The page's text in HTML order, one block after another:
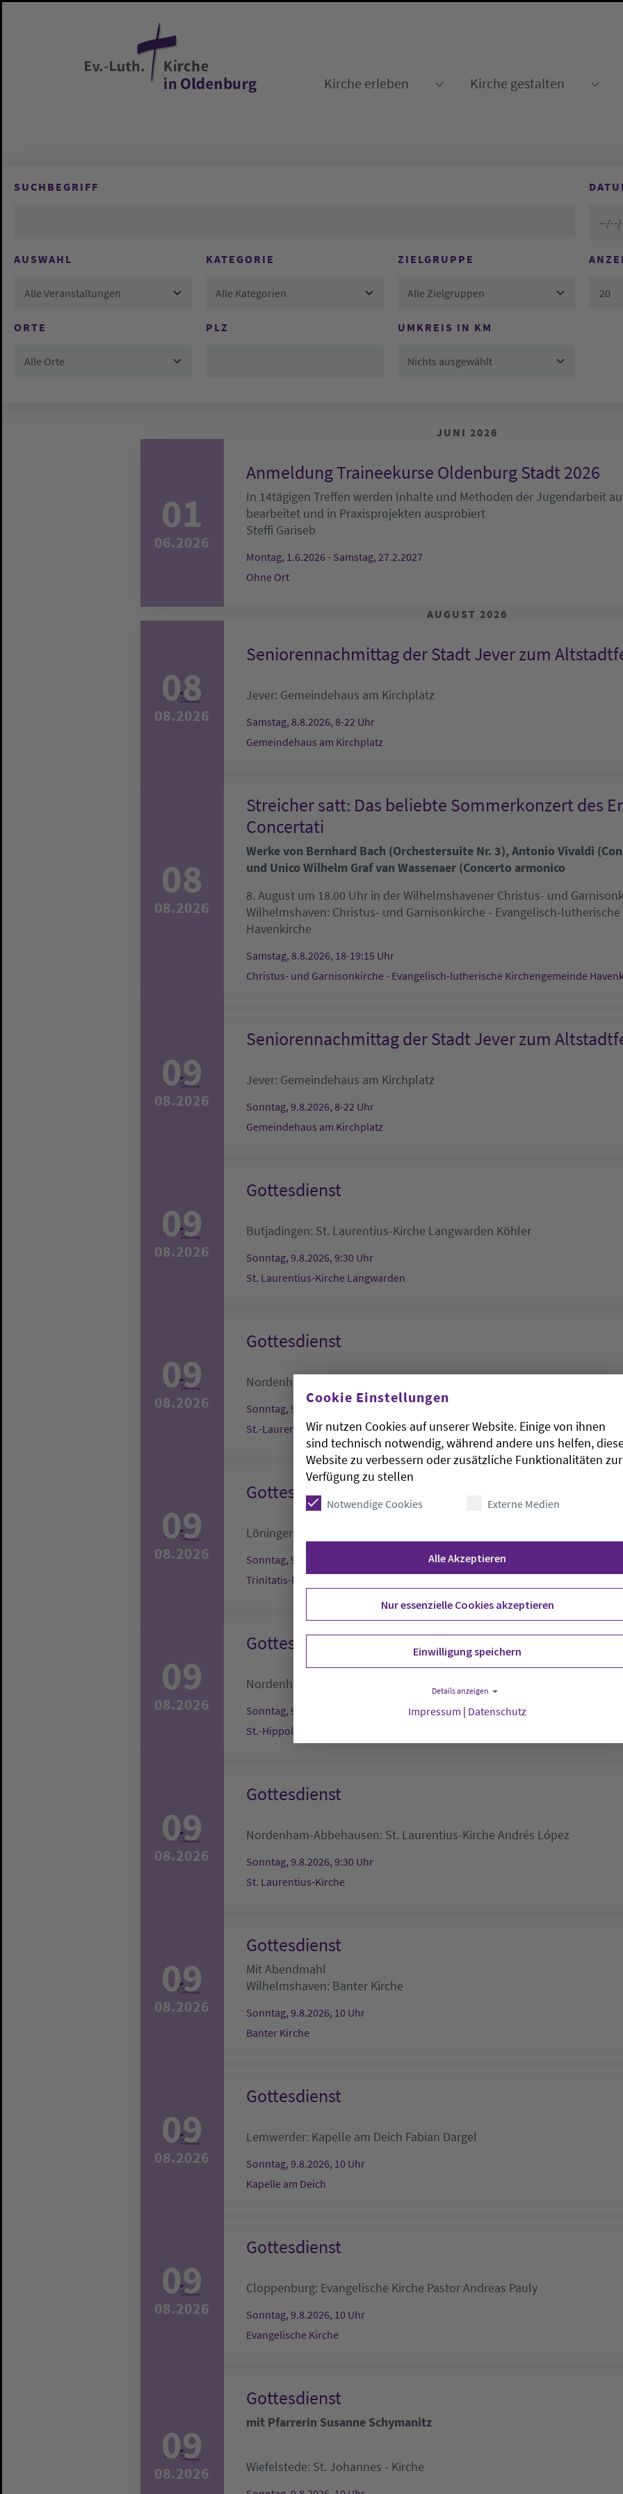
Kirche erleben
Kirche gestalten
SUCHBEGRIFF
AUSWAHL
Alle Veranstaltungen
KATEGORIE
Alle Kategorien
ZIELGRUPPE
Alle Zielgruppen 20
ORTE
Alle Orte
PLZ UMKREIS IN KM
Nichts ausgewählt
JUNI 2026
01
06.2026
Anmeldung Traineekurse Oldenburg Stadt 2026
In 14tägigen Treffen werden Inhalte und Methoden der Jugendarbeit
bearbeitet und in Praxisprojekten ausprobiert
Steffi Gariseb
Montag, 1.6.2026 - Samstag, 27.2.2027
Ohne Ort
AUGUST 2026
08
08.2026
Seniorennachmittag der Stadt Jever zum
Jever: Gemeindehaus am Kirchplatz
Samstag, 8.8.2026, 8-22 Uhr
Gemeindehaus am Kirchplatz
08
08.2026
Streicher satt: Das beliebte Sommerkonzert des
Concertati
Werke von Bernhard Bach (Orchestersuite Nr. 3), Antonio Vivaldi
und Unico Wilhelm Graf van Wassenaer (Concerto armonico
8. August um 18.00 Uhr in der Wilhelmshavener Christus- und
Wilhelmshaven: Christus- und Garnisonkirche - Evangelisch-
Havenkirche
Samstag, 8.8.2026, 18-19:15 Uhr
Christus- und Garnisonkirche - Evangelisch-lutherische Kirchengemeinde
09
08.2026
Seniorennachmittag der Stadt Jever zum
Jever: Gemeindehaus am Kirchplatz
Sonntag, 9.8.2026, 8-22 Uhr
Gemeindehaus am Kirchplatz
09
08.2026
Gottesdienst
Butjadingen: St. Laurentius-Kirche Langwarden Köhler
Sonntag, 9.8.2026, 9:30 Uhr
St. Laurentius-Kirche Langwarden
09
08.2026
Gottesdienst
Nordenham:
Sonntag, 9.8.2026, 9:30 Uhr
St.-Laurentius-Kirche Abbehausen
09
08.2026
Gottesdienst
Löningen: Trinitatis-Kirche - Evangelisch-lutherische Kirchengemeinde
Sonntag, 9.8.2026, 9:30 Uhr
Trinitatis-Kirche - Evangelisch-lutherische Kirchengemeinde Löningen
09
08.2026
Gottesdienst
Nordenham:
Sonntag, 9.8.2026, 9:30 Uhr
St.-Hippolyt-Kirche Blexen
09
08.2026
Gottesdienst
Nordenham-Abbehausen: St. Laurentius-Kirche Andrés López
Sonntag, 9.8.2026, 9:30 Uhr
St. Laurentius-Kirche
09
08.2026
Gottesdienst
Mit Abendmahl
Wilhelmshaven: Banter Kirche
Sonntag, 9.8.2026, 10 Uhr
Banter Kirche
09
08.2026
Gottesdienst
Lemwerder: Kapelle am Deich Fabian Dargel
Sonntag, 9.8.2026, 10 Uhr
Kapelle am Deich
09
08.2026
Gottesdienst
Cloppenburg: Evangelische Kirche Pastor Andreas Pauly
Sonntag, 9.8.2026, 10 Uhr
Evangelische Kirche
09
08.2026
Gottesdienst
mit Pfarrerin Susanne Schymanitz
Wiefelstede: St. Johannes - Kirche
Cookie Einstellungen
Wir nutzen Cookies auf unserer Website. Einige von ihnen
sind technisch notwendig, während andere uns helfen,
Website zu verbessern oder zusätzliche Funktionalitäten zur
Verfügung zu stellen
Notwendige Cookies Externe Medien
Alle Akzeptieren
Nur essenzielle Cookies akzeptieren
Einwilligung speichern
Details anzeigen
Impressum | Datenschutz